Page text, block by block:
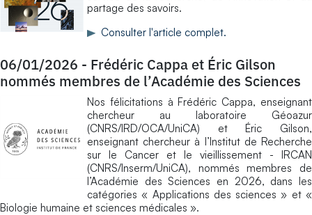
partage des savoirs.
Consulter l'article complet.
06/01/2026 - Frédéric Cappa et Éric Gilson
nommés membres de l’Académie des Sciences
Nos félicitations à Frédéric Cappa, enseignant
chercheur au laboratoire Géoazur
(CNRS/IRD/OCA/UniCA) et Éric Gilson,
enseignant chercheur à l’Institut de Recherche
sur le Cancer et le vieillissement - IRCAN
(CNRS/Inserm/UniCA), nommés membres de
l’Académie des Sciences en 2026, dans les
catégories « Applications des sciences » et «
Biologie humaine et sciences médicales ».